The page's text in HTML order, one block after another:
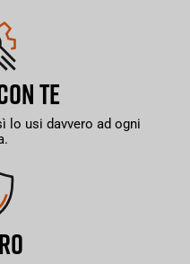
TE
lo usi davvero ad ogni